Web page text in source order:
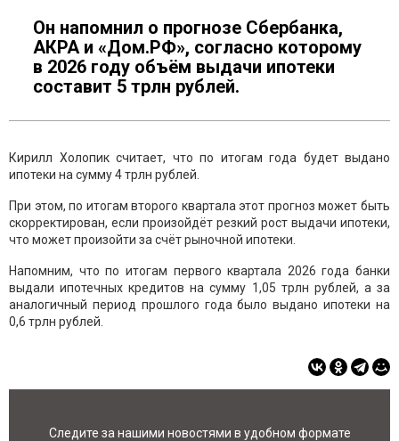
Он напомнил о прогнозе Сбербанка,
АКРА и «Дом.РФ», согласно которому
в 2026 году объём выдачи ипотеки
составит 5 трлн рублей.
Кирилл Холопик считает, что по итогам года будет выдано
ипотеки на сумму 4 трлн рублей.
При этом, по итогам второго квартала этот прогноз может быть
скорректирован, если произойдёт резкий рост выдачи ипотеки,
что может произойти за счёт рыночной ипотеки.
Напомним, что по итогам первого квартала 2026 года банки
выдали ипотечных кредитов на сумму 1,05 трлн рублей, а за
аналогичный период прошлого года было выдано ипотеки на
0,6 трлн рублей.
Следите за нашими новостями в удобном формате